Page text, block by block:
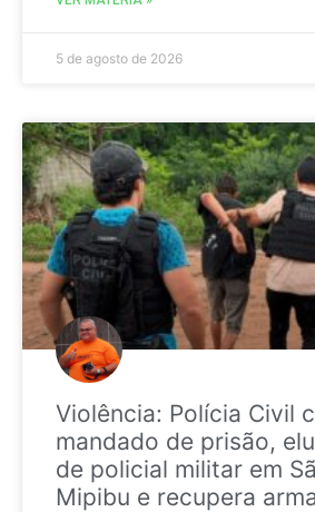
5 de agosto de 2026
Violência: Polícia Civil
mandado de prisão,
de policial militar em
Mipibu e recupera